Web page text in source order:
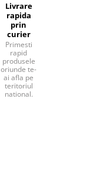
Livrare
rapida
prin
curier
Primesti
rapid
produsele
oriunde te-
ai afla pe
teritoriul
national.